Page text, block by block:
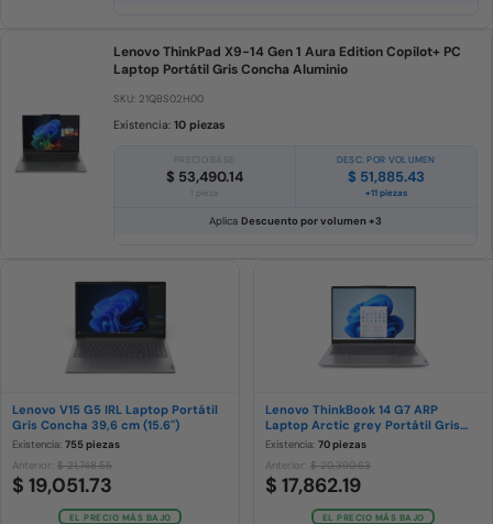
Lenovo ThinkPad X9-14 Gen 1 Aura Edition Copilot+ PC
Laptop Portátil Gris Concha Aluminio
SKU: 21QBS02H00
Existencia: 10 piezas
PRECIO BASE
$ 53,490.14
1 pieza
DESC. POR VOLUMEN
$ 51,885.43
+11 piezas
Aplica Descuento por volumen +3
Lenovo V15 G5 IRL Laptop Portátil
Gris Concha 39,6 cm (15.6")
Existencia: 755 piezas
Anterior: $ 21,748.55
$ 19,051.73
EL PRECIO MÁS BAJO
Lenovo ThinkBook 14 G7 ARP
Laptop Arctic grey Portátil Gris
Concha
Existencia: 70 piezas
Anterior: $ 20,390.63
$ 17,862.19
EL PRECIO MÁS BAJO